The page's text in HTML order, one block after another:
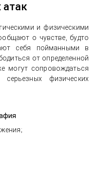
атак
и физическими
о чувстве, будто
себя пойманными в
от определенной
могут сопровождаться
физических